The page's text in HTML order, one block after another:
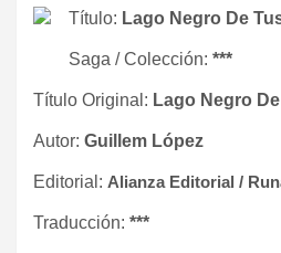
Título: Lago Negro De
Saga / Colección: ***
Título Original: Lago Negro
Autor: Guillem López
Editorial: Alianza Editorial /
Traducción: ***